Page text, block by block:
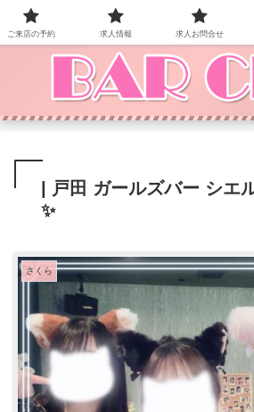
BAR CIEL！ご来店お待ちして
| 戸田 ガールズバー シエ
✨️
さくら
ご来店の予約 求人情報 求人お問合せ